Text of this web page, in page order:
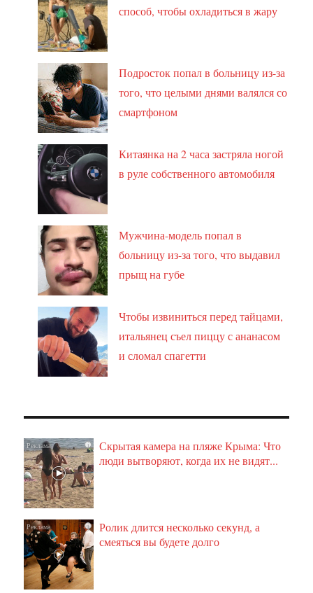
способ, чтобы охладиться в жару
Подросток попал в больницу из-за
того, что целыми днями валялся со
смартфоном
Китаянка на 2 часа застряла ногой
в руле собственного автомобиля
Мужчина-модель попал в
больницу из-за того, что выдавил
прыщ на губе
Чтобы извиниться перед тайцами,
итальянец съел пиццу с ананасом
и сломал спагетти
i
Скрытая камера на пляже Крыма: Что
люди вытворяют, когда их не видят...
i
Ролик длится несколько секунд, а
смеяться вы будете долго